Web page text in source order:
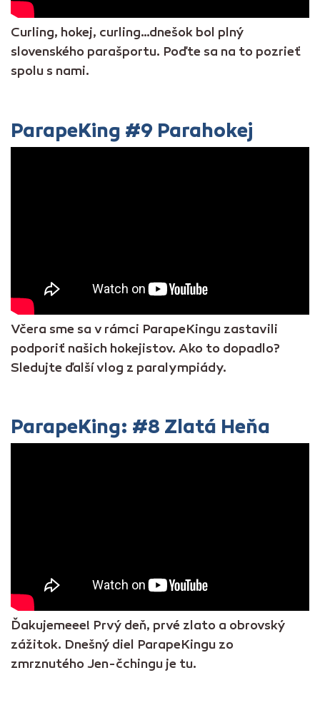
Curling, hokej, curling…dnešok bol plný
slovenského parašportu. Poďte sa na to pozrieť
spolu s nami.
ParapeKing #9 Parahokej
Včera sme sa v rámci ParapeKingu zastavili
podporiť našich hokejistov. Ako to dopadlo?
Sledujte ďalší vlog z paralympiády.
ParapeKing: #8 Zlatá Heňa
Ďakujemeee! Prvý deň, prvé zlato a obrovský
zážitok. Dnešný diel ParapeKingu zo
zmrznutého Jen-čchingu je tu.